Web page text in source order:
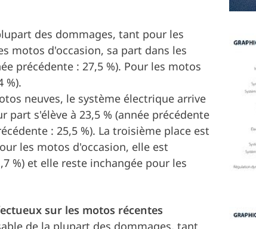
des dommages, tant pour les
motos d'occasion, sa part dans les
précédente : 27,5 %). Pour les motos
%).
neuves, le système électrique arrive
s'élève à 23,5 % (année précédente
: 25,5 %). La troisième place est
les motos d'occasion, elle est
%) et elle reste inchangée pour les
sur les motos récentes
de la plupart des dommages, tant